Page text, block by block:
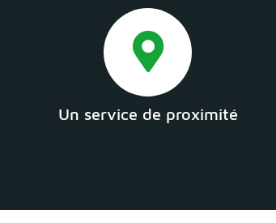
Un service de proximité